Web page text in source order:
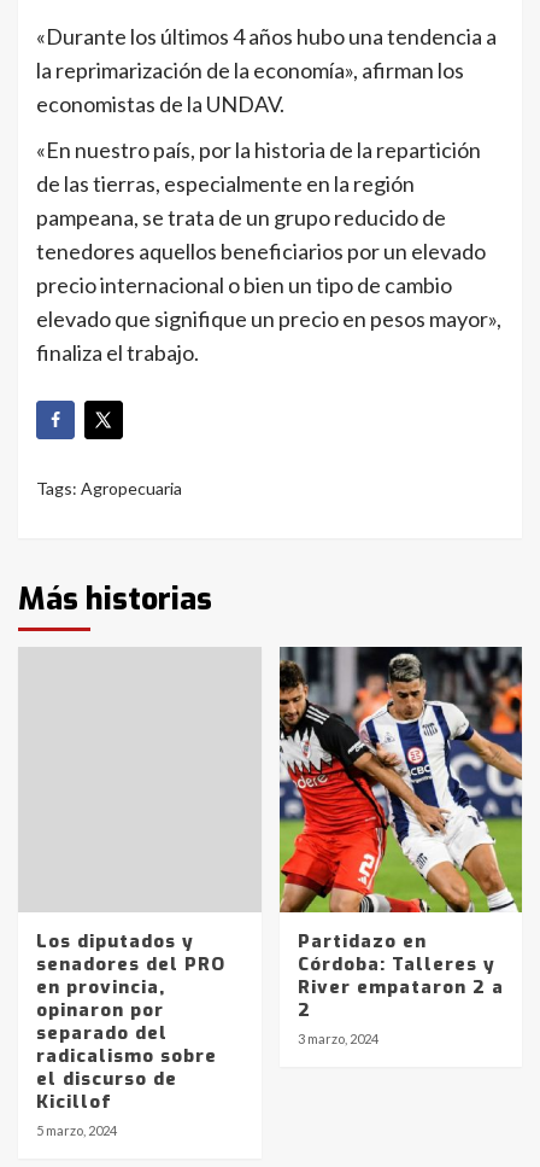
«Durante los últimos 4 años hubo una tendencia a
la reprimarización de la economía», afirman los
economistas de la UNDAV.
«En nuestro país, por la historia de la repartición
de las tierras, especialmente en la región
pampeana, se trata de un grupo reducido de
tenedores aquellos beneficiarios por un elevado
precio internacional o bien un tipo de cambio
elevado que signifique un precio en pesos mayor»,
finaliza el trabajo.
Tags: Agropecuaria
Más historias
Los diputados y
senadores del PRO
en provincia,
opinaron por
separado del
radicalismo sobre
el discurso de
Kicillof
5 marzo, 2024
Partidazo en
Córdoba: Talleres y
River empataron 2 a
2
3 marzo, 2024